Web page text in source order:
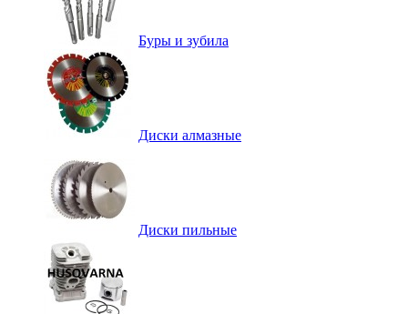
Буры и зубила
Диски алмазные
Диски пильные